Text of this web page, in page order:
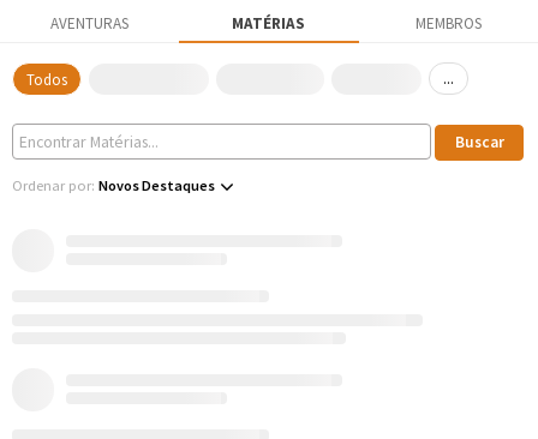
AVENTURAS MATÉRIAS MEMBROS
Todos ...
Ordenar por: Novos Destaques